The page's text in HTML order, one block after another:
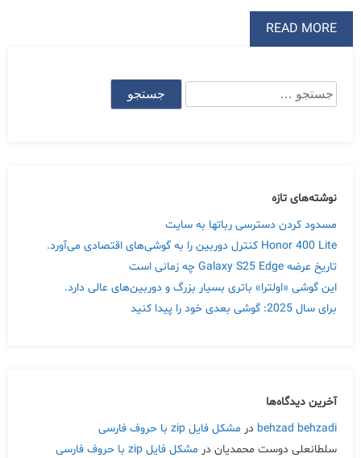
READ MORE
جستجو
برای:
نوشته‌های تازه
مسدود کردن دسترسی رباتها به سایت
Honor 400 Lite کنترل دوربین را به گوشی‌های اقتصادی می‌آورد.
تاریخ عرضه Galaxy S25 Edge چه زمانی است
این گوشی «اولترا» باتری بسیار بزرگ و دوربین‌های عالی دارد.
برای سال 2025: گوشی بعدی خود را پیدا کنید
آخرین دیدگاه‌ها
behzad behzadi در مشکل فایل zip با حروف فارسی
سلطانعلی دوست محمدیان در مشکل فایل zip با حروف فارسی